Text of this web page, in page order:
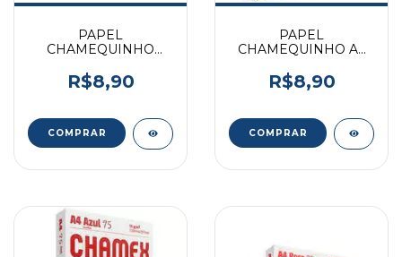
PAPEL
CHAMEQUINHO
AZUL 100F
R$8,90
PAPEL
CHAMEQUINHO A4
75G 100FLS
R$8,90